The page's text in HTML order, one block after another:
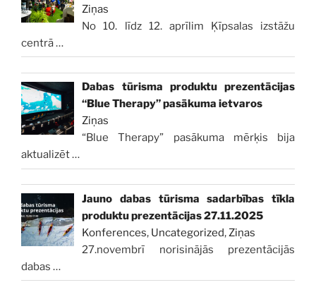
Ziņas
No 10. līdz 12. aprīlim Ķīpsalas izstāžu
centrā…
Dabas tūrisma produktu prezentācijas
“Blue Therapy” pasākuma ietvaros
Ziņas
“Blue Therapy” pasākuma mērķis bija
aktualizēt…
Jauno dabas tūrisma sadarbības tīkla
produktu prezentācijas 27.11.2025
Konferences, Uncategorized, Ziņas
27.novembrī norisinājās prezentācijās
dabas …